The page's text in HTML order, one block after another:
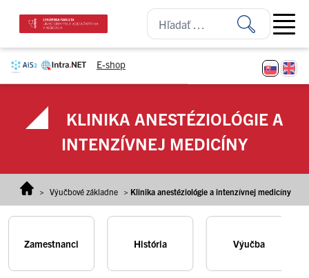
E-shop
Open
KLINIKA ANESTÉZIOLÓGIE A
INTENZÍVNEJ MEDICÍNY
> Výučbové základne > Klinika anestéziológie a intenzívnej medicíny
Zamestnanci História Výučba